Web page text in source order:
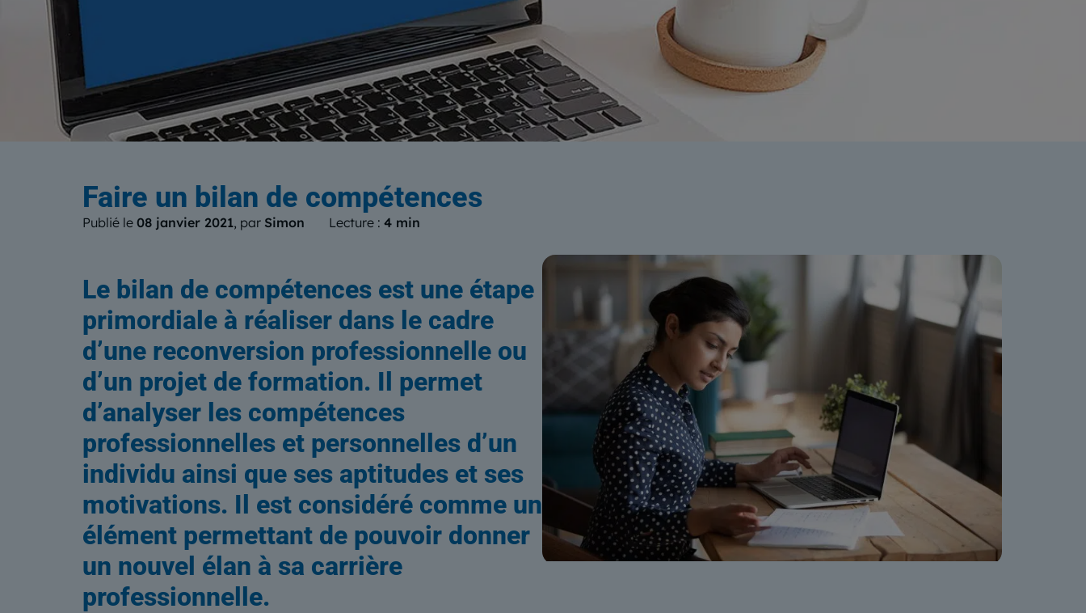
Le blogdu Centre Européen de Formation
Faire un bilan de compétences
Publié le 08 janvier 2021, par Simon Lecture : 4 min
Le bilan de compétences est une étape
primordiale à réaliser dans le cadre
d’une reconversion professionnelle ou
d’un projet de formation. Il permet
d’analyser les compétences
professionnelles et personnelles d’un
individu ainsi que ses aptitudes et ses
motivations. Il est considéré comme un
élément permettant de pouvoir donner
un nouvel élan à sa carrière
professionnelle.